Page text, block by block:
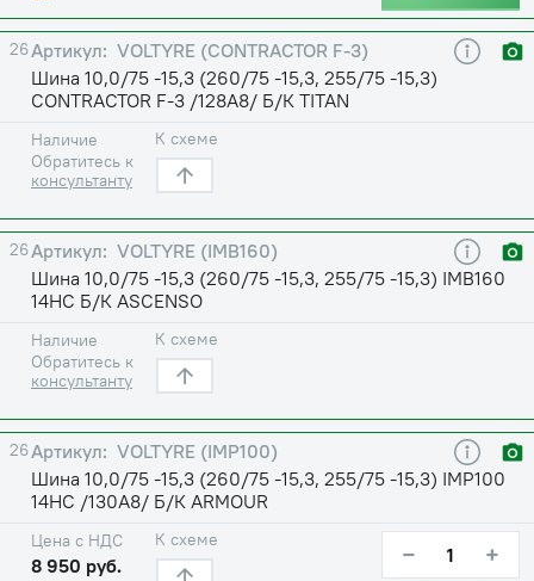
26
VOLTYRE (CONTRACTOR F-3)
Шина 10,0/75 -15,3 (260/75 -15,3, 255/75 -15,3)
CONTRACTOR F-3 /128A8/ Б/К TITAN
Наличие
Обратитесь к
консультанту
К схеме
26
VOLTYRE (IMB160)
Шина 10,0/75 -15,3 (260/75 -15,3, 255/75 -15,3) IMB160
14НС Б/К ASCENSO
Наличие
Обратитесь к
консультанту
К схеме
26
VOLTYRE (IMP100)
Шина 10,0/75 -15,3 (260/75 -15,3, 255/75 -15,3) IMP100
14НС /130A8/ Б/К ARMOUR
Цена с НДС
8 950 руб.
К схеме − +